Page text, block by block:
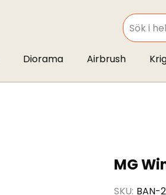
SEARCH
Diorama Airbrush
MG
SKU BAN-